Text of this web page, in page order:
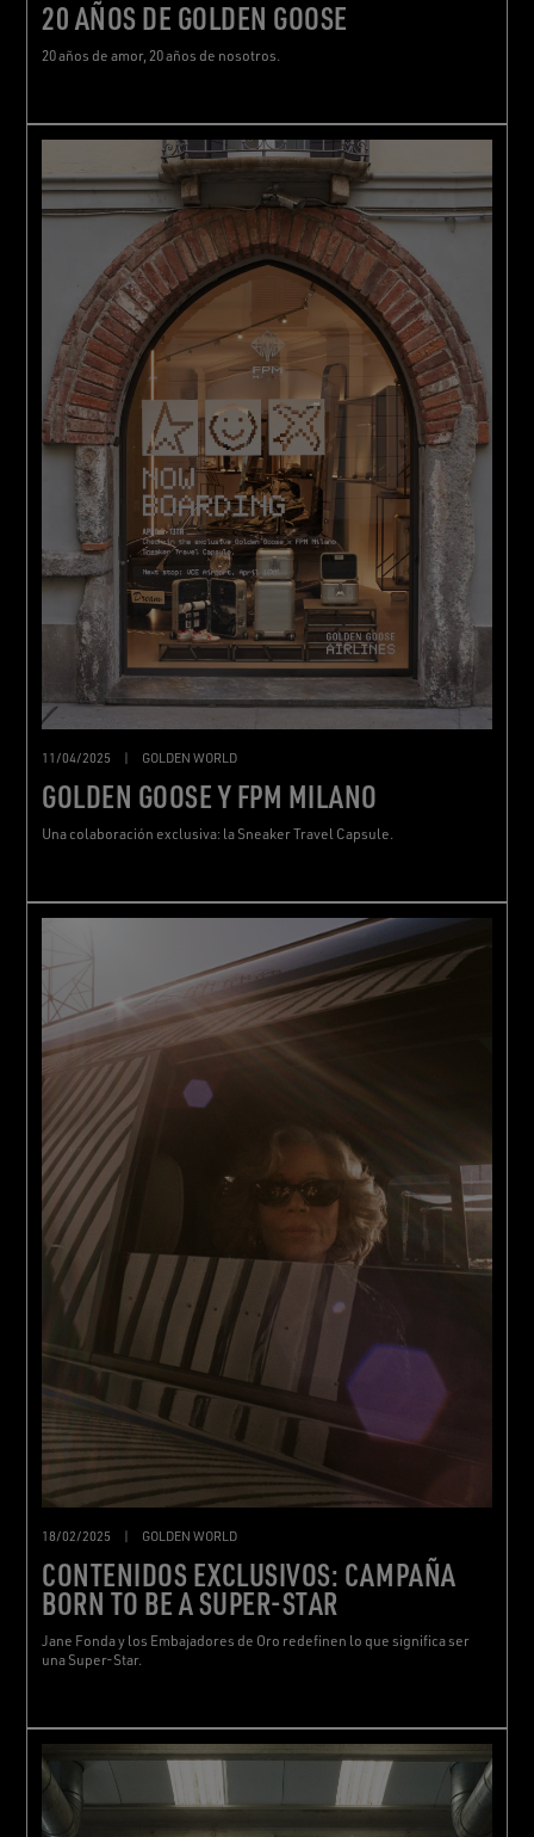
20 AÑOS DE GOLDEN GOOSE
20 años de amor, 20 años de nosotros.
11/04/2025 GOLDEN WORLD
GOLDEN GOOSE Y FPM MILANO
Una colaboración exclusiva: la Sneaker Travel Capsule.
18/02/2025 GOLDEN WORLD
CONTENIDOS EXCLUSIVOS: CAMPAÑA
BORN TO BE A SUPER-STAR
Jane Fonda y los Embajadores de Oro redefinen lo que significa ser
una Super-Star.